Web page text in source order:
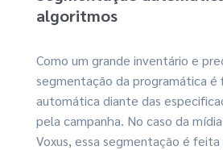
algoritmos
Como um grande inventário e
segmentação da programática
automática diante das
pela campanha. No caso da
Voxus, essa segmentação é